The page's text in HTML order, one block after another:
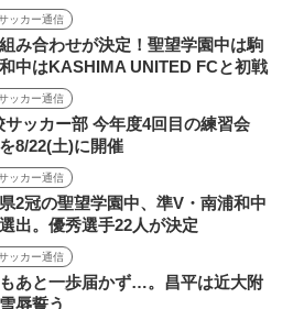
ッカー通信
み合わせが決定！聖望学園中は駒
中はKASHIMA UNITED FCと初戦
ッカー通信
サッカー部 今年度4回目の練習会
8/22(土)に開催
ッカー通信
2冠の聖望学園中、準V・南浦和中
出。優秀選手22人が決定
ッカー通信
もあと一歩届かず…。昌平は近大附
辱誓う